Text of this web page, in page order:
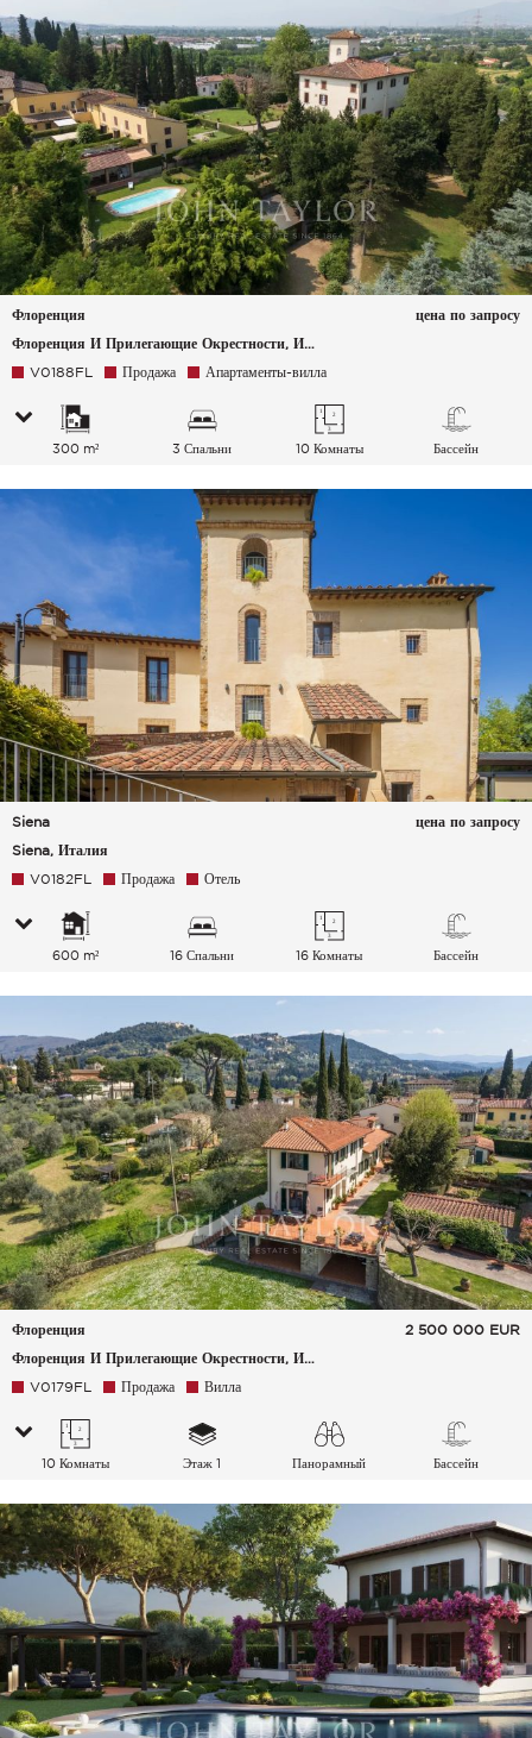
Флоренция
Флоренция И Прилегающие Окрестности, Италия
цена по запросу
V0188FL Продажа Апартаменты-вилла
300 m² 3 Спальни 10 Комнаты Бассейн
Siena
Siena, Италия
цена по запросу
V0182FL Продажа Отель
600 m² 16 Спальни 16 Комнаты Бассейн
Флоренция
Флоренция И Прилегающие Окрестности, Италия
2 500 000 EUR
V0179FL Продажа Вилла
10 Комнаты Этаж 1 Панорамный Бассейн